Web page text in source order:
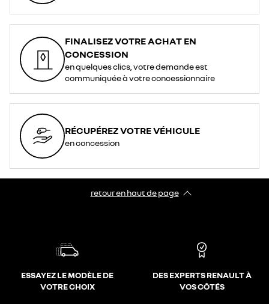
FINALISEZ VOTRE ACHAT EN
CONCESSION
en quelques clics, votre demande est
communiquée à votre concessionnaire
RÉCUPÉREZ VOTRE VÉHICULE
en concession
retour en haut de page​
ESSAYEZ LE MODÈLE DE
VOTRE CHOIX
DES EXPERTS RENAULT À
VOS CÔTÉS